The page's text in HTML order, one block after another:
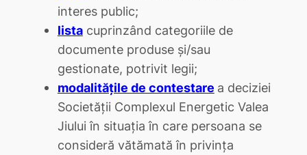
interes public;
listacuprinzând categoriile de
documente produse şi/sau
gestionate, potrivit legii;
modalităţile de contestare a deciziei
Societăţii Complexul Energetic Valea
Jiului în situaţia în care persoana se
consideră vătămată în privinţa